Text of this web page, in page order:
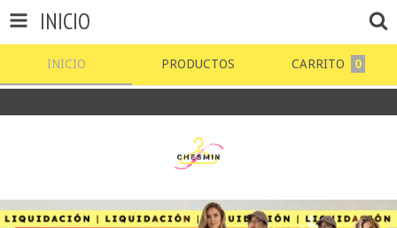
INICIO
INICIO PRODUCTOS CARRITO 0